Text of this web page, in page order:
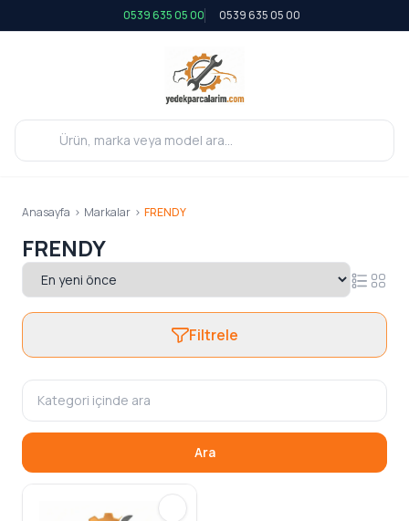
0539 635 05 00 0539 635 05 00
Anasayfa > Markalar > FRENDY
FRENDY
Filtrele
Ara